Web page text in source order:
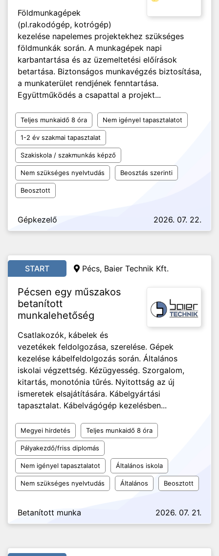
Földmunkagépek
(pl.rakodógép, kotrógép)
kezelése napelemes projektekhez szükséges
földmunkák során. A munkagépek napi
karbantartása és az üzemeltetési előírások
betartása. Biztonságos munkavégzés biztosítása,
a munkaterület rendjének fenntartása.
Együttműködés a csapattal a projekt...
Teljes munkaidő 8 óra Nem igényel tapasztalatot
1-2 év szakmai tapasztalat
Szakiskola / szakmunkás képző
Nem szükséges nyelvtudás Beosztás szerinti
Beosztott
Gépkezelő 2026. 07. 22.
START Pécs, Baier Technik Kft.
Pécsen egy műszakos
betanított
munkalehetőség
Csatlakozók, kábelek és
vezetékek feldolgozása, szerelése. Gépek
kezelése kábelfeldolgozás során. Általános
iskolai végzettség. Kézügyesség. Szorgalom,
kitartás, monotónia tűrés. Nyitottság az új
ismeretek elsajátítására. Kábelgyártási
tapasztalat. Kábelvágógép kezelésben...
Megyei hirdetés Teljes munkaidő 8 óra
Pályakezdő/friss diplomás
Nem igényel tapasztalatot Általános iskola
Nem szükséges nyelvtudás Általános Beosztott
Betanított munka 2026. 07. 21.